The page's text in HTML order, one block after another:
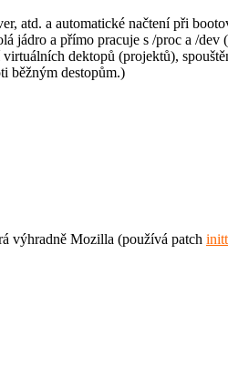
atd. a automatické načtení při
jádro a přímo pracuje s /proc a /
dektopů (projektů),
běžným destopům.)
výhradně Mozilla (používá patch